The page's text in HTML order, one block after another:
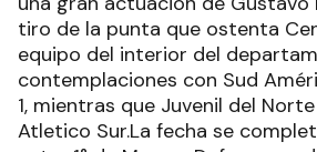
tiro de la punta que ostenta
equipo del interior del
contemplaciones con Sud
1, mientras que Juvenil del
Atletico Sur.La fecha se